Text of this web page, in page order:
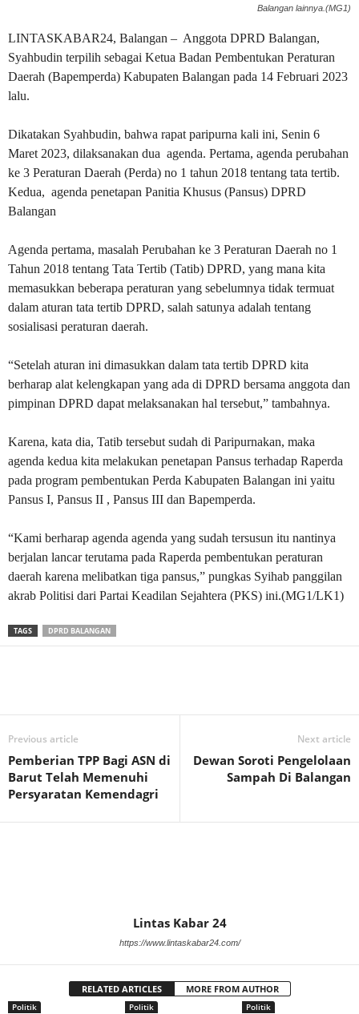
Balangan lainnya.(MG1)
LINTASKABAR24, Balangan – Anggota DPRD Balangan,
Syahbudin terpilih sebagai Ketua Badan Pembentukan Peraturan
Daerah (Bapemperda) Kabupaten Balangan pada 14 Februari 2023
lalu.
Dikatakan Syahbudin, bahwa rapat paripurna kali ini, Senin 6
Maret 2023, dilaksanakan dua agenda. Pertama, agenda perubahan
ke 3 Peraturan Daerah (Perda) no 1 tahun 2018 tentang tata tertib.
Kedua, agenda penetapan Panitia Khusus (Pansus) DPRD
Balangan
Agenda pertama, masalah Perubahan ke 3 Peraturan Daerah no 1
Tahun 2018 tentang Tata Tertib (Tatib) DPRD, yang mana kita
memasukkan beberapa peraturan yang sebelumnya tidak termuat
dalam aturan tata tertib DPRD, salah satunya adalah tentang
sosialisasi peraturan daerah.
“Setelah aturan ini dimasukkan dalam tata tertib DPRD kita
berharap alat kelengkapan yang ada di DPRD bersama anggota dan
pimpinan DPRD dapat melaksanakan hal tersebut,” tambahnya.
Karena, kata dia, Tatib tersebut sudah di Paripurnakan, maka
agenda kedua kita melakukan penetapan Pansus terhadap Raperda
pada program pembentukan Perda Kabupaten Balangan ini yaitu
Pansus I, Pansus II , Pansus III dan Bapemperda.
“Kami berharap agenda agenda yang sudah tersusun itu nantinya
berjalan lancar terutama pada Raperda pembentukan peraturan
daerah karena melibatkan tiga pansus,” pungkas Syihab panggilan
akrab Politisi dari Partai Keadilan Sejahtera (PKS) ini.(MG1/LK1)
TAGS DPRD BALANGAN
Previous article
Pemberian TPP Bagi ASN di
Barut Telah Memenuhi
Persyaratan Kemendagri
Next article
Dewan Soroti Pengelolaan
Sampah Di Balangan
Lintas Kabar 24
https://www.lintaskabar24.com/
RELATED ARTICLES MORE FROM AUTHOR
Politik Politik Politik